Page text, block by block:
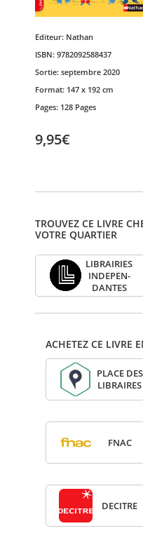
Editeur: Nathan
ISBN: 9782092588437
Sortie: septembre 2020
Format: 147 x 192 cm
Pages: 128 Pages
9,95€
TROUVEZ CE LIVRE
VOTRE QUARTIER
LIBRAI­RIES
INDE­PEN­
DANTES
ACHETEZ CE LIVRE
PLACE DES
LIBRAIRES
FNAC
DECITRE